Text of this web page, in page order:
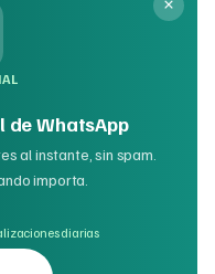
de WhatsApp
al instante, sin spam.
importa.
diarias